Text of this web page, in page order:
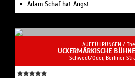
Adam Schaf hat Angst
AUFFÜHRUNGEN /
UCKERMÄRKISCHE
Schwedt/Oder, Berliner